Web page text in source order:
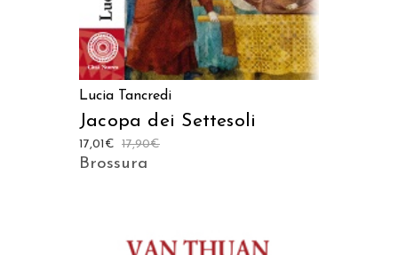
Lucia Tancredi
Jacopa dei Settesoli
17,90€
17,01 €
Brossura